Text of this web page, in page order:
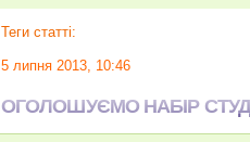
Теги статті:
5 липня 2013, 10:46
ОГОЛОШУЄМО НАБІР